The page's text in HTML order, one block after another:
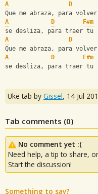
A
D
Que me abraza, para
A
D F#m
se desliza, para traer tu
A
D
Que me abraza, para
A
D F#m
se desliza, para traer tu
Uke tab by Gissel, 14 Jul
Tab comments (0)
No comment yet :(
Need help, a tip to share,
Start the discussion!
Something to say?